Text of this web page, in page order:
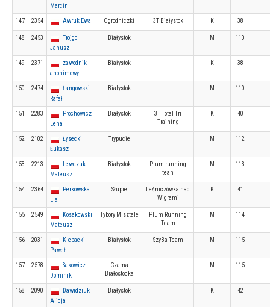
Marcin
147 2354 Awruk Ewa Ogrodniczki 3T Białystok K 38
148 2453
Trojgo
Janusz
Białystok M 110
149 2371
zawodnik
anonimowy
Białystok K 38
150 2474
Łangowski
Rafał
Bialystok M 110
151 2283
Prochowicz
Lena
Białystok
3T Total Tri
Training
K 40
152 2102
Łysecki
Łukasz
Trypucie M 112
153 2213
Lewczuk
Mateusz
Białystok
Plum running
tean
M 113
154 2364
Perkowska
Ela
Słupie
Leśniczówka nad
Wigrami
K 41
155 2549
Kosakowski
Mateusz
Tybory Misztale
Plum Running
Team
M 114
156 2031
Klepacki
Paweł
Białystok SzyBa Team M 115
157 2578
Sakowicz
Dominik
Czarna
Białostocka
M 115
158 2090
Dawidziuk
Alicja
Białystok K 42